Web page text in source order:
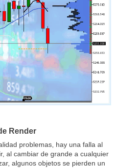
Render
problemas, hay una falla al
al cambiar de grande a cualquier
algunos objetos se pierden un